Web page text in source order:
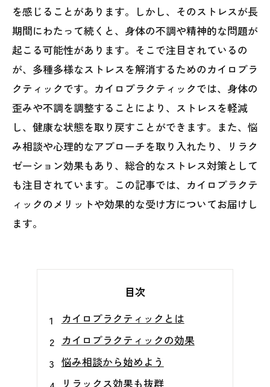
を感じることがあります。しかし、そのストレスが長
期間にわたって続くと、身体の不調や精神的な問題が
起こる可能性があります。そこで注目されているの
が、多種多様なストレスを解消するためのカイロプラ
クティックです。カイロプラクティックでは、身体の
歪みや不調を調整することにより、ストレスを軽減
し、健康な状態を取り戻すことができます。また、悩
み相談や心理的なアプローチを取り入れたり、リラク
ゼーション効果もあり、総合的なストレス対策として
も注目されています。この記事では、カイロプラクテ
ィックのメリットや効果的な受け方についてお届けし
ます。
目次
カイロプラクティックとは
カイロプラクティックの効果
悩み相談から始めよう
リラックス効果も抜群